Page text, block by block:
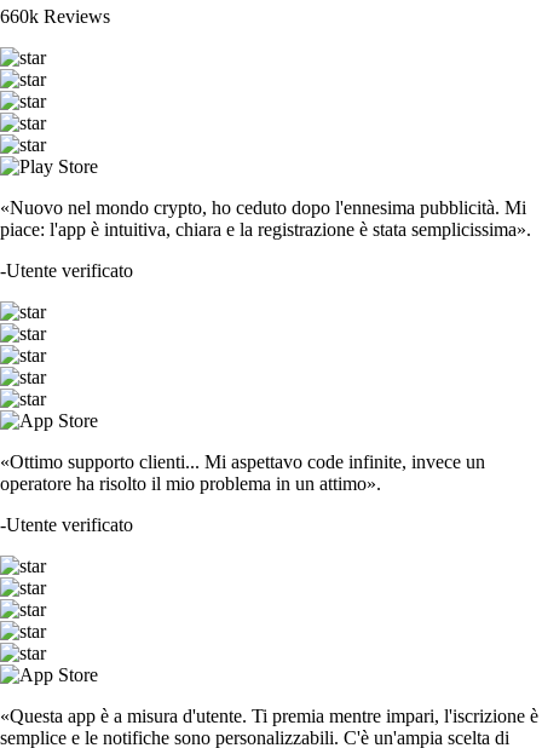
660k Reviews
«Nuovo nel mondo crypto, ho ceduto dopo l'ennesima pubblicità. Mi
piace: l'app è intuitiva, chiara e la registrazione è stata semplicissima».
-Utente verificato
«Ottimo supporto clienti... Mi aspettavo code infinite, invece un
operatore ha risolto il mio problema in un attimo».
-Utente verificato
«Questa app è a misura d'utente. Ti premia mentre impari, l'iscrizione è
semplice e le notifiche sono personalizzabili. C'è un'ampia scelta di